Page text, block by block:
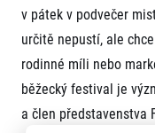
v pátek v podvečer
určitě nepustí, ale
rodinné míli nebo
běžecký festival je
a člen představenstva